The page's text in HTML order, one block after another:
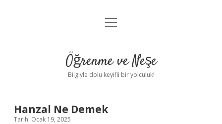
Anasayfa
Yasal Uyarı
menüyü
Öğrenme ve Neşe
Bilgiyle dolu keyifli bir yolculuk!
Hanzal Ne Demek
Tarih: Ocak 19, 2025